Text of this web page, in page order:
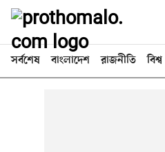
সর্বশেষ বাংলাদেশ রাজনীতি বিশ্ব